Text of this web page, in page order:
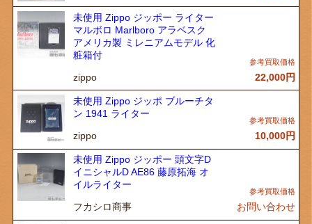
未使用 Zippo ジッポー ライター
マルボロ Marlboro アラベスク
アメリカ製 ミレニアムモデル 化
粧箱付
zippo 22,000円
未使用 Zippo ジッポ ブルーチタ
ン 1941 ライター
zippo 10,000円
未使用 Zippo ジッポー 頭文字D
イニシャルD AE86 藤原拓海 オ
イルライター
フカシロ商事 お問い合わせ